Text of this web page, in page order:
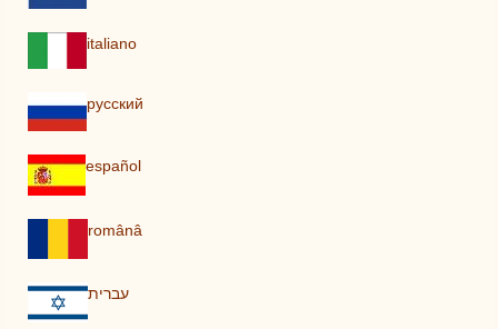
italiano
pусский
español
românâ
עברית